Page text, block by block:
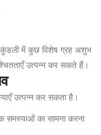
कुंडली में कुछ विशेष ग्रह अशुभ
उत्पन्न कर सकते हैं।
उत्पन्न कर सकता है।
समस्याओं का सामना करना